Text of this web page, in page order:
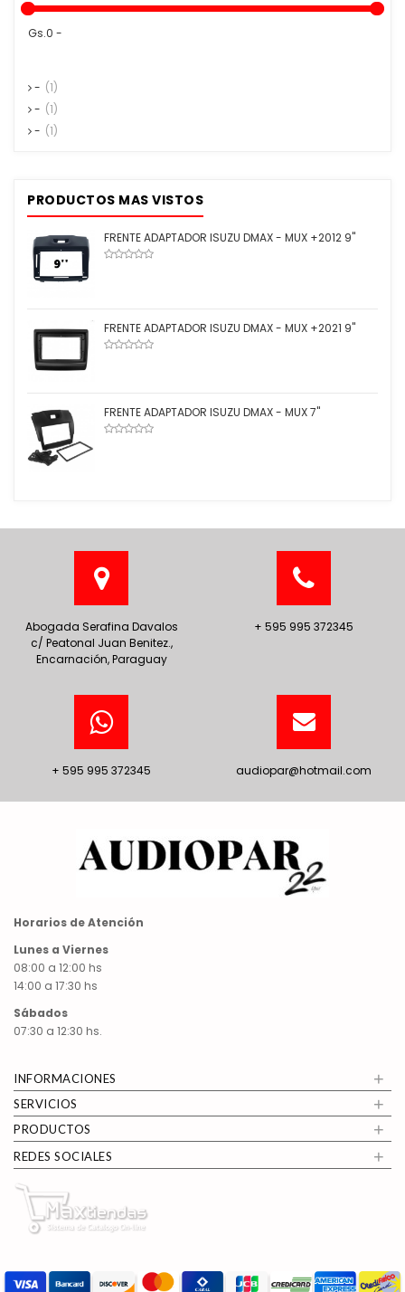
Gs.0 -
- (1)
- (1)
- (1)
PRODUCTOS MAS VISTOS
FRENTE ADAPTADOR ISUZU DMAX - MUX +2012 9''
FRENTE ADAPTADOR ISUZU DMAX - MUX +2021 9''
FRENTE ADAPTADOR ISUZU DMAX - MUX 7''
Abogada Serafina Davalos
c/ Peatonal Juan Benitez.,
Encarnación, Paraguay
+ 595 995 372345
+ 595 995 372345 audiopar@hotmail.com
Horarios de Atención
Lunes a Viernes
08:00 a 12:00 hs
14:00 a 17:30 hs
Sábados
07:30 a 12:30 hs.
INFORMACIONES +
SERVICIOS +
PRODUCTOS +
REDES SOCIALES +